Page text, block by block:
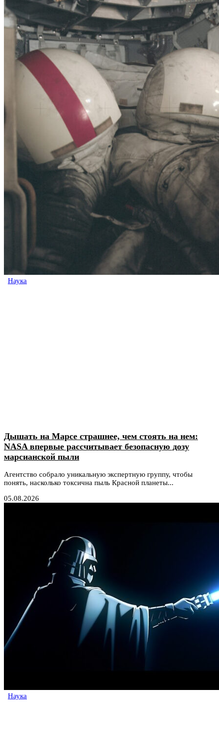
Наука
Дышать на Марсе страшнее, чем стоять на нем:
NASA впервые рассчитывает безопасную дозу
марсианской пыли
Агентство собрало уникальную экспертную группу, чтобы
понять, насколько токсична пыль Красной планеты...
05.08.2026
Наука